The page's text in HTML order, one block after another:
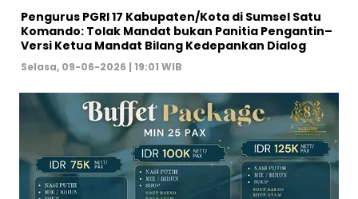
Pengurus PGRI 17 Kabupaten/Kota di Sumsel Satu
Komando: Tolak Mandat bukan Panitia Pengantin–
Versi Ketua Mandat Bilang Kedepankan Dialog
Selasa, 09-06-2026 | 19:01 WIB